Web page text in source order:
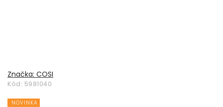
Značka: COSI
Kód: 5981040
NOVINKA